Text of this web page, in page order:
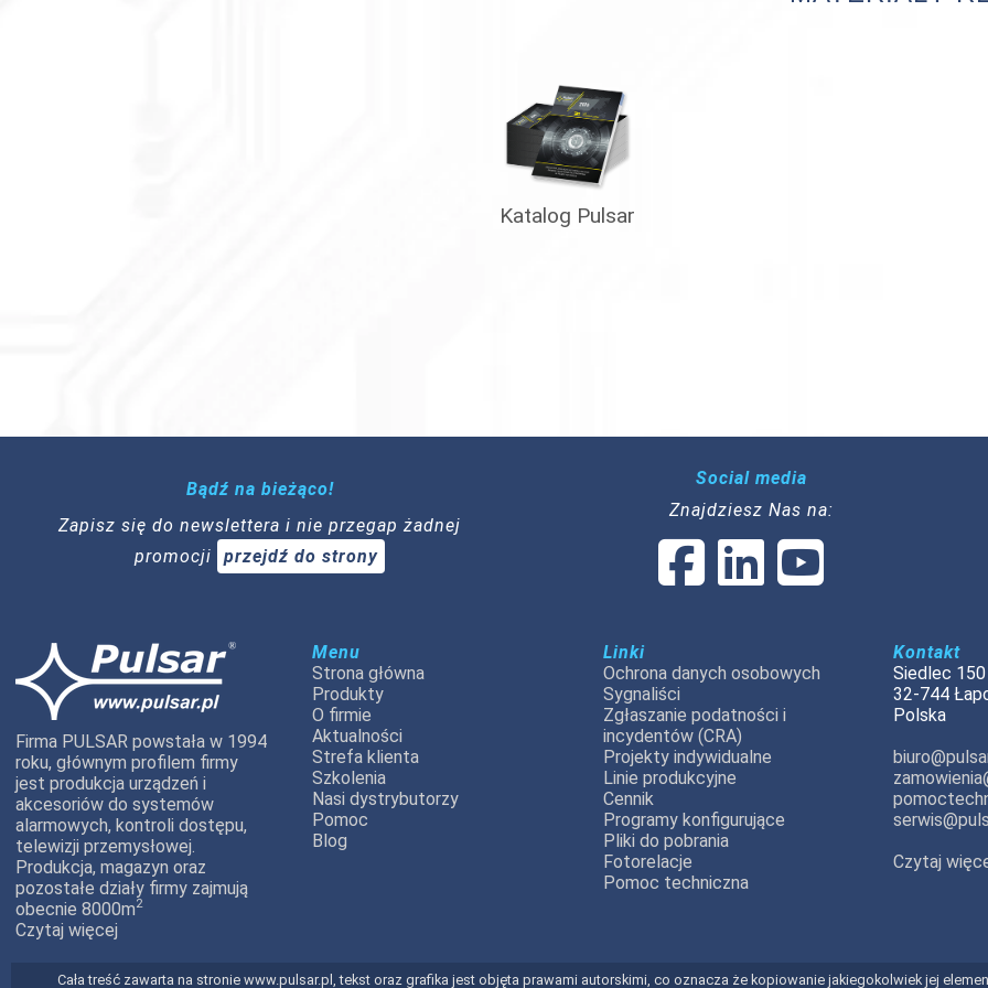
Katalog Pulsar
Bądź na bieżąco!
Zapisz się do newslettera i nie przegap żadnej
promocji
przejdź do strony
Social media
Znajdziesz Nas na:
Firma PULSAR powstała w 1994
roku, głównym profilem firmy
jest produkcja urządzeń i
akcesoriów do systemów
alarmowych, kontroli dostępu,
telewizji przemysłowej.
Produkcja, magazyn oraz
pozostałe działy firmy zajmują
obecnie 8000m2
Czytaj więcej
Menu
Strona główna
Produkty
O firmie
Aktualności
Strefa klienta
Szkolenia
Nasi dystrybutorzy
Pomoc
Blog
Linki
Ochrona danych osobowych
Sygnaliści
Zgłaszanie podatności i
incydentów (CRA)
Projekty indywidualne
Linie produkcyjne
Cennik
Programy konfigurujące
Pliki do pobrania
Fotorelacje
Pomoc techniczna
Kontakt
Siedlec 150
32-744
Polska
Czytaj
Cała treść zawarta na stronie www.pulsar.pl, tekst oraz grafika jest objęta prawami autorskimi, co oznacza że kopiowanie jakiegokolwiek jej